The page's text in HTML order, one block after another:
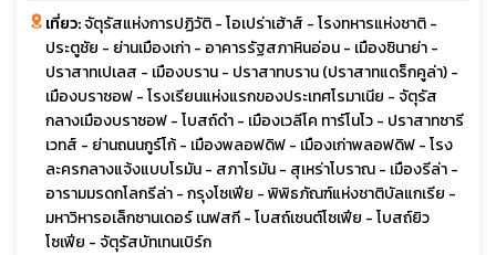
เที่ยว:จัตุรัสแห่งการปฏิวัติ - โอเปร่าเฮ้าส์ - โรงทหารแห่งชาติ -
ประตูชัย - ย่านเมืองเก่า - อาคารรัฐสภาหินอ่อน - เมืองซินาย่า -
ปราสาทเปเลส - เมืองบราน - ปราสาทบราน (ปราสาทแดร็กคูล่า) -
เมืองบราซอฟ - โรงเรียนแห่งแรกของประเทศโรมาเนีย - จัตุรัส
กลางเมืองบราซอฟ - โบสถ์ดำ - เมืองเวลีโค ทาร์โนโว - ปราสาทซารี
เวทส์ - ย่านถนนกูร์โก้ - เมืองพลอฟดิฟ - เมืองเก่าพลอฟดิฟ - โรง
ละครกลางแจ้งแบบโรมัน - สภาโรมัน - สุเหร่าโบราณ - เมืองรีล่า -
อารามมรดกโลกรีล่า - กรุงโซเฟีย - พิพิธภัณฑ์แห่งชาติบัลแกเรีย -
มหาวิหารอเล็กซานเดอร์ เนฟสกี - โบสถ์เซนต์โซเฟีย - โบสถ์ยิว
โซเฟีย - จัตุรัสบัทเทนเบิร์ก